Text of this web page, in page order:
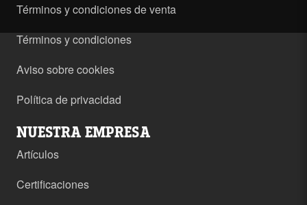
Términos y condiciones de venta
Términos y condiciones
Aviso sobre cookies
Política de privacidad
NUESTRA EMPRESA
Artículos
Certificaciones